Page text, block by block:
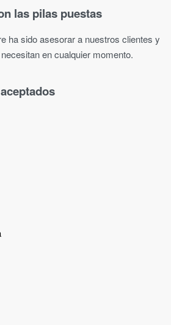
las pilas puestas
ha sido asesorar a nuestros clientes y
en cualquier momento.